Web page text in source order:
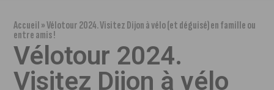
Accueil»Vélotour 2024. Visitez Dijon à vélo (et déguisé) en famille ou
entre amis !
Vélotour 2024.
Visitez Dijon à vélo